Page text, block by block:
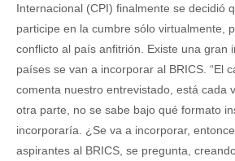
Internacional (CPI) finalmente se decidió
participe en la cumbre sólo virtualmente,
conflicto al país anfitrión. Existe una gran
países se van a incorporar al BRICS. “El
comenta nuestro entrevistado, está cada
otra parte, no se sabe bajo qué formato
incorporaría. ¿Se va a incorporar,
aspirantes al BRICS, se pregunta,